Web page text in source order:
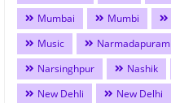
Mumbai
Mumbi
Music
Narmadapuram
Narsinghpur
Nashik
New Dehli
New Delhi